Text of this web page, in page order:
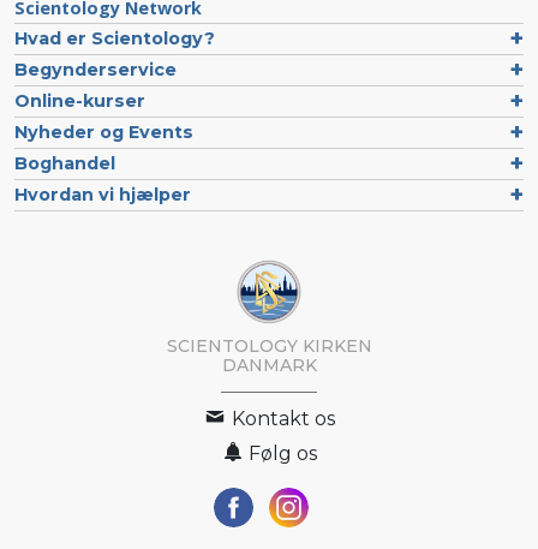
Scientology Network
Hvad er Scientology?
Begynderservice
Online-kurser
Nyheder og Events
Boghandel
Hvordan vi hjælper
SCIENTOLOGY KIRKEN
DANMARK
Kontakt os
Følg os